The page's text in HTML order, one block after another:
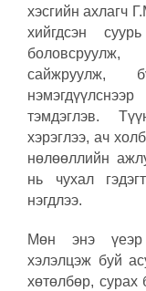
хэсгийн ахлагч
хийгдсэн
сайжруулж,
тэмдэглэв.
хэрэглээ, ач
нөлөөллийн
нь чухал
нэгдлээ.
Мөн энэ үеэр
хэлэлцэж буй
хөтөлбөр, сурах